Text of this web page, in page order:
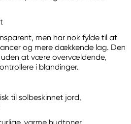
men har nok fylde til at
og mere dækkende lag. Den
at være overvældende,
i blandinger.
til solbeskinnet jord,